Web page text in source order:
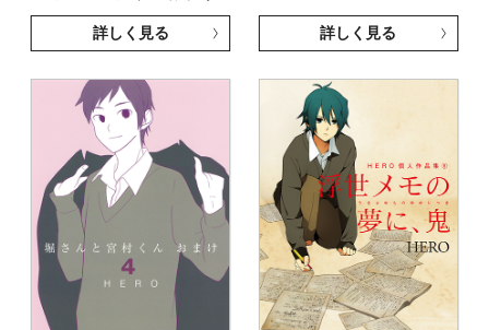
詳しく見る 詳しく見る